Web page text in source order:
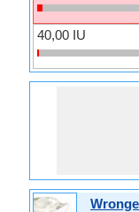
40,00 IU